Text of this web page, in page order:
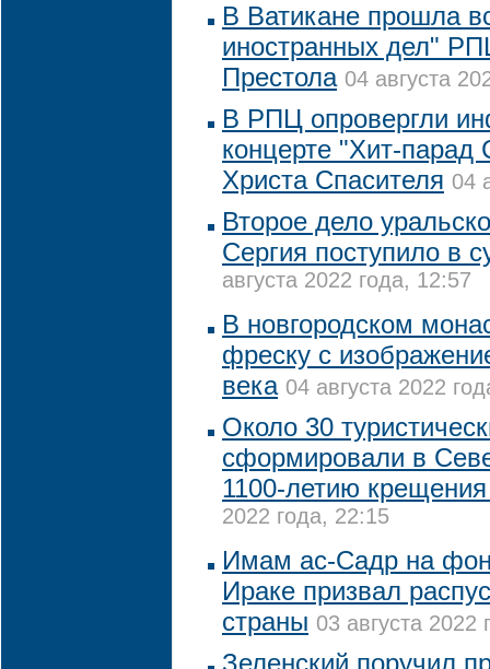
В Ватикане прошла
иностранных дел"
Престола 04 августа
В РПЦ опровергли
концерте "Хит-
Христа Спасителя 04
Второе дело
Сергия поступило в
августа 2022 года, 12:57
В новгородском
фреску с
века 04 августа 2022
Около 30
сформировали в
1100-летию
2022 года, 22:15
Имам ас-Садр на
Ираке призвал
страны 03 августа 2022
Зеленский поручил